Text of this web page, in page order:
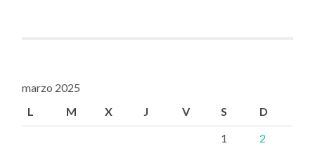
marzo 2025
L
M X J V S D
1
2